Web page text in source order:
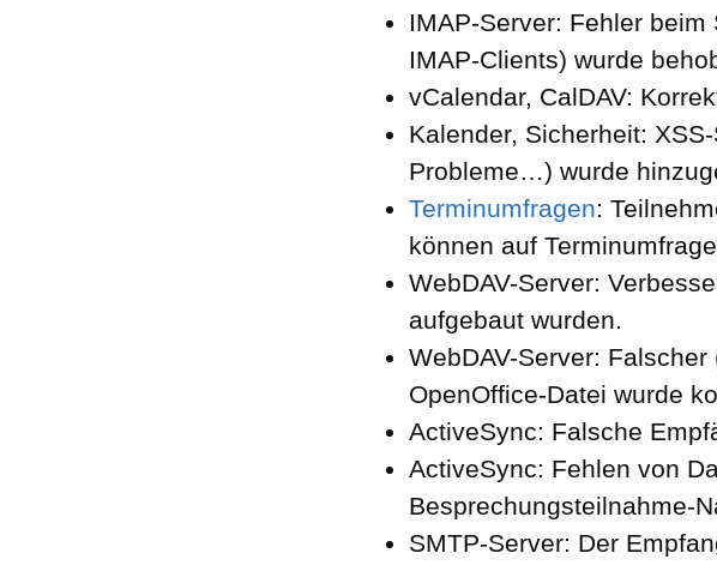
IMAP-Server: Fehler
IMAP-Clients) wurde
vCalendar, CalDAV:
Kalender, Sicherheit:
Probleme…) wurde
Terminumfragen:
können auf
WebDAV-Server:
aufgebaut wurden.
WebDAV-Server:
OpenOffice-Datei wurde
ActiveSync: Falsche
ActiveSync: Fehlen von
Besprechungsteilnahme-
SMTP-Server: Der